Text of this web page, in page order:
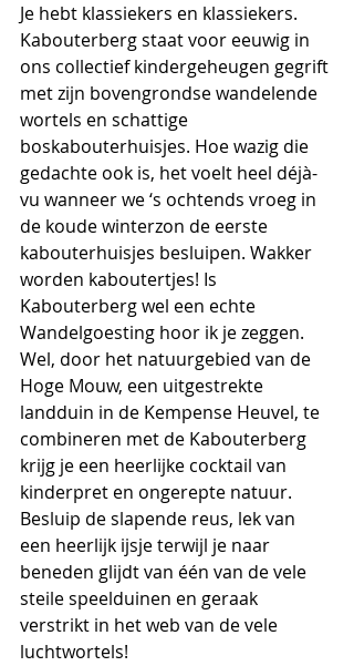
Je hebt klassiekers en klassiekers.
Kabouterberg staat voor eeuwig in
ons collectief kindergeheugen gegrift
met zijn bovengrondse wandelende
wortels en schattige
boskabouterhuisjes. Hoe wazig die
gedachte ook is, het voelt heel déjà-
vu wanneer we ‘s ochtends vroeg in
de koude winterzon de eerste
kabouterhuisjes besluipen. Wakker
worden kaboutertjes! Is
Kabouterberg wel een echte
Wandelgoesting hoor ik je zeggen.
Wel, door het natuurgebied van de
Hoge Mouw, een uitgestrekte
landduin in de Kempense Heuvel, te
combineren met de Kabouterberg
krijg je een heerlijke cocktail van
kinderpret en ongerepte natuur.
Besluip de slapende reus, lek van
een heerlijk ijsje terwijl je naar
beneden glijdt van één van de vele
steile speelduinen en geraak
verstrikt in het web van de vele
luchtwortels!